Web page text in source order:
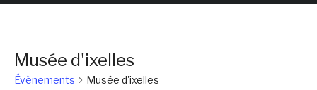
Musée d'ixelles
Évènements Musée d'ixelles